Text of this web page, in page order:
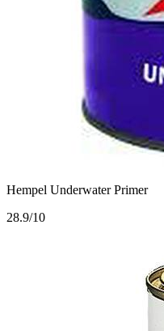
Hempel Underwater Primer
28.9/10